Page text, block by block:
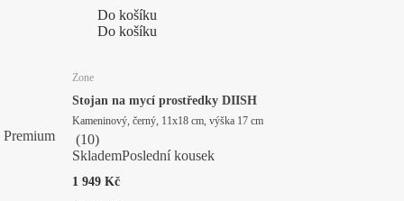
Do košíku
Do košíku
Premium
Zone
Stojan na mycí prostředky DIISH
Kameninový, černý, 11x18 cm, výška 17 cm
(10)
SklademPoslední kousek
1 949 Kč